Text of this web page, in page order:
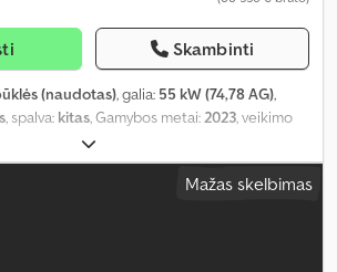
Skambinti
(naudotas), galia: 55 kW (74,78 AG),
, spalva: kitas, Gamybos metai:2023, veikimo
oro kondicionavimas
Mažas skelbimas